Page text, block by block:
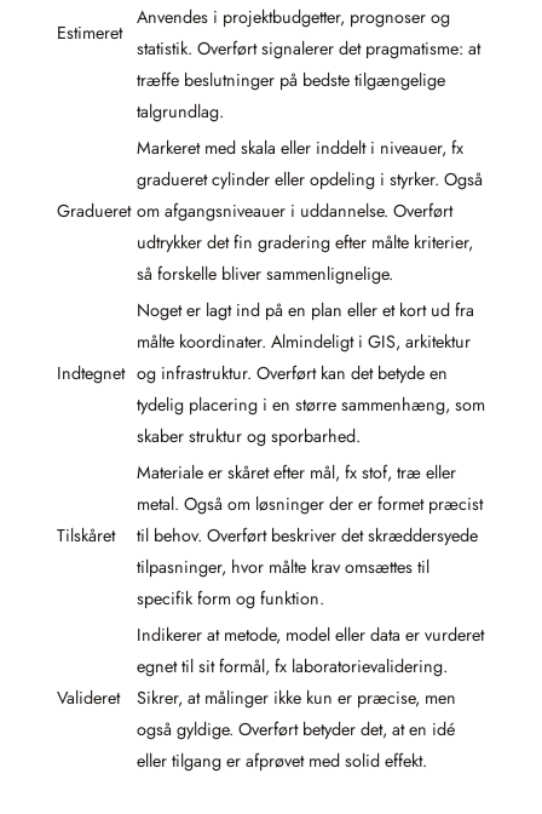
Estimeret
Anvendes i projektbudgetter, prognoser og
statistik. Overført signalerer det pragmatisme: at
træffe beslutninger på bedste tilgængelige
talgrundlag.
Gradueret
Markeret med skala eller inddelt i niveauer, fx
gradueret cylinder eller opdeling i styrker. Også
om afgangsniveauer i uddannelse. Overført
udtrykker det fin gradering efter målte kriterier,
så forskelle bliver sammenlignelige.
Indtegnet
Noget er lagt ind på en plan eller et kort ud fra
målte koordinater. Almindeligt i GIS, arkitektur
og infrastruktur. Overført kan det betyde en
tydelig placering i en større sammenhæng, som
skaber struktur og sporbarhed.
Tilskåret
Materiale er skåret efter mål, fx stof, træ eller
metal. Også om løsninger der er formet præcist
til behov. Overført beskriver det skræddersyede
tilpasninger, hvor målte krav omsættes til
specifik form og funktion.
Valideret
Indikerer at metode, model eller data er vurderet
egnet til sit formål, fx laboratorievalidering.
Sikrer, at målinger ikke kun er præcise, men
også gyldige. Overført betyder det, at en idé
eller tilgang er afprøvet med solid effekt.